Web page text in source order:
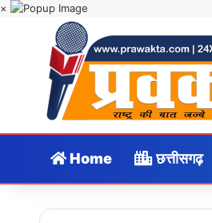
×
Home छत्तीसगढ़